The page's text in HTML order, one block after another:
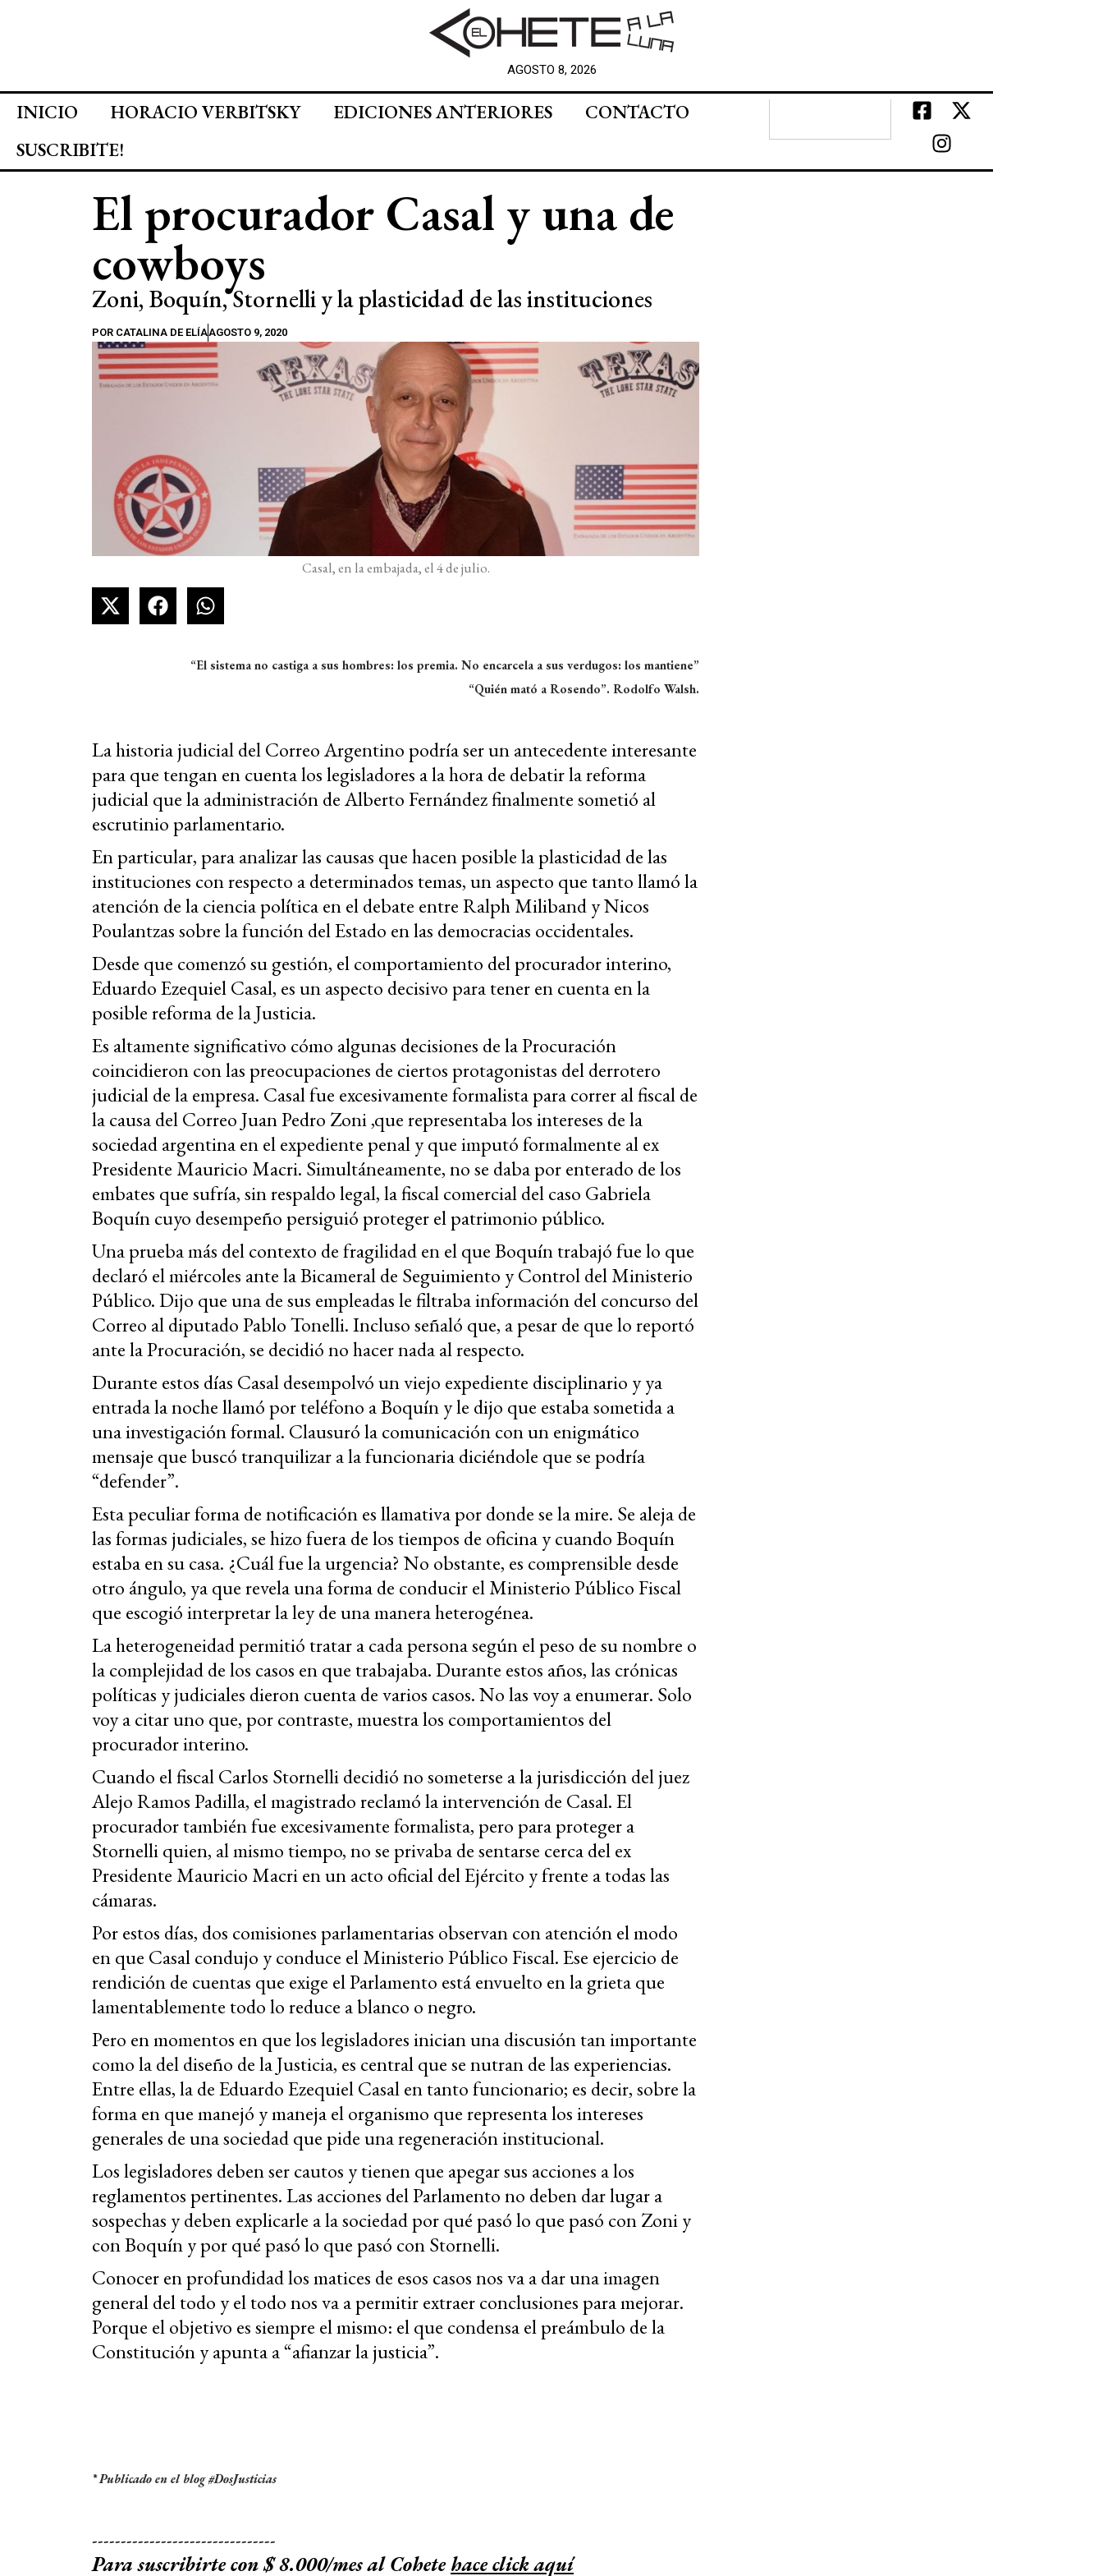
AGOSTO 8, 2026
INICIO HORACIO VERBITSKY EDICIONES ANTERIORES
CONTACTO
SUSCRIBITE!
El procurador Casal y una de
cowboys
Zoni, Boquín, Stornelli y la plasticidad de las instituciones
POR CATALINA DE ELÍAAGOSTO 9, 2020
Casal, en la embajada, el 4 de julio.
“El sistema no castiga a sus hombres: los premia. No encarcela a sus verdugos: los mantiene”
“Quién mató a Rosendo”. Rodolfo Walsh.
La historia judicial del Correo Argentino podría ser un antecedente interesante
para que tengan en cuenta los legisladores a la hora de debatir la reforma
judicial que la administración de Alberto Fernández finalmente sometió al
escrutinio parlamentario.
En particular, para analizar las causas que hacen posible la plasticidad de las
instituciones con respecto a determinados temas, un aspecto que tanto llamó la
atención de la ciencia política en el debate entre Ralph Miliband y Nicos
Poulantzas sobre la función del Estado en las democracias occidentales.
Desde que comenzó su gestión, el comportamiento del procurador interino,
Eduardo Ezequiel Casal, es un aspecto decisivo para tener en cuenta en la
posible reforma de la Justicia.
Es altamente significativo cómo algunas decisiones de la Procuración
coincidieron con las preocupaciones de ciertos protagonistas del derrotero
judicial de la empresa. Casal fue excesivamente formalista para correr al fiscal de
la causa del Correo Juan Pedro Zoni ,que representaba los intereses de la
sociedad argentina en el expediente penal y que imputó formalmente al ex
Presidente Mauricio Macri. Simultáneamente, no se daba por enterado de los
embates que sufría, sin respaldo legal, la fiscal comercial del caso Gabriela
Boquín cuyo desempeño persiguió proteger el patrimonio público.
Una prueba más del contexto de fragilidad en el que Boquín trabajó fue lo que
declaró el miércoles ante la Bicameral de Seguimiento y Control del Ministerio
Público. Dijo que una de sus empleadas le filtraba información del concurso del
Correo al diputado Pablo Tonelli. Incluso señaló que, a pesar de que lo reportó
ante la Procuración, se decidió no hacer nada al respecto.
Durante estos días Casal desempolvó un viejo expediente disciplinario y ya
entrada la noche llamó por teléfono a Boquín y le dijo que estaba sometida a
una investigación formal. Clausuró la comunicación con un enigmático
mensaje que buscó tranquilizar a la funcionaria diciéndole que se podría
“defender”.
Esta peculiar forma de notificación es llamativa por donde se la mire. Se aleja de
las formas judiciales, se hizo fuera de los tiempos de oficina y cuando Boquín
estaba en su casa. ¿Cuál fue la urgencia? No obstante, es comprensible desde
otro ángulo, ya que revela una forma de conducir el Ministerio Público Fiscal
que escogió interpretar la ley de una manera heterogénea.
La heterogeneidad permitió tratar a cada persona según el peso de su nombre o
la complejidad de los casos en que trabajaba. Durante estos años, las crónicas
políticas y judiciales dieron cuenta de varios casos. No las voy a enumerar. Solo
voy a citar uno que, por contraste, muestra los comportamientos del
procurador interino.
Cuando el fiscal Carlos Stornelli decidió no someterse a la jurisdicción del juez
Alejo Ramos Padilla, el magistrado reclamó la intervención de Casal. El
procurador también fue excesivamente formalista, pero para proteger a
Stornelli quien, al mismo tiempo, no se privaba de sentarse cerca del ex
Presidente Mauricio Macri en un acto oficial del Ejército y frente a todas las
cámaras.
Por estos días, dos comisiones parlamentarias observan con atención el modo
en que Casal condujo y conduce el Ministerio Público Fiscal. Ese ejercicio de
rendición de cuentas que exige el Parlamento está envuelto en la grieta que
lamentablemente todo lo reduce a blanco o negro.
Pero en momentos en que los legisladores inician una discusión tan importante
como la del diseño de la Justicia, es central que se nutran de las experiencias.
Entre ellas, la de Eduardo Ezequiel Casal en tanto funcionario; es decir, sobre la
forma en que manejó y maneja el organismo que representa los intereses
generales de una sociedad que pide una regeneración institucional.
Los legisladores deben ser cautos y tienen que apegar sus acciones a los
reglamentos pertinentes. Las acciones del Parlamento no deben dar lugar a
sospechas y deben explicarle a la sociedad por qué pasó lo que pasó con Zoni y
con Boquín y por qué pasó lo que pasó con Stornelli.
Conocer en profundidad los matices de esos casos nos va a dar una imagen
general del todo y el todo nos va a permitir extraer conclusiones para mejorar.
Porque el objetivo es siempre el mismo: el que condensa el preámbulo de la
Constitución y apunta a “afianzar la justicia”.
* Publicado en el blog #DosJusticias
--------------------------------
Para suscribirte con $ 8.000/mes al Cohetehace click aquí